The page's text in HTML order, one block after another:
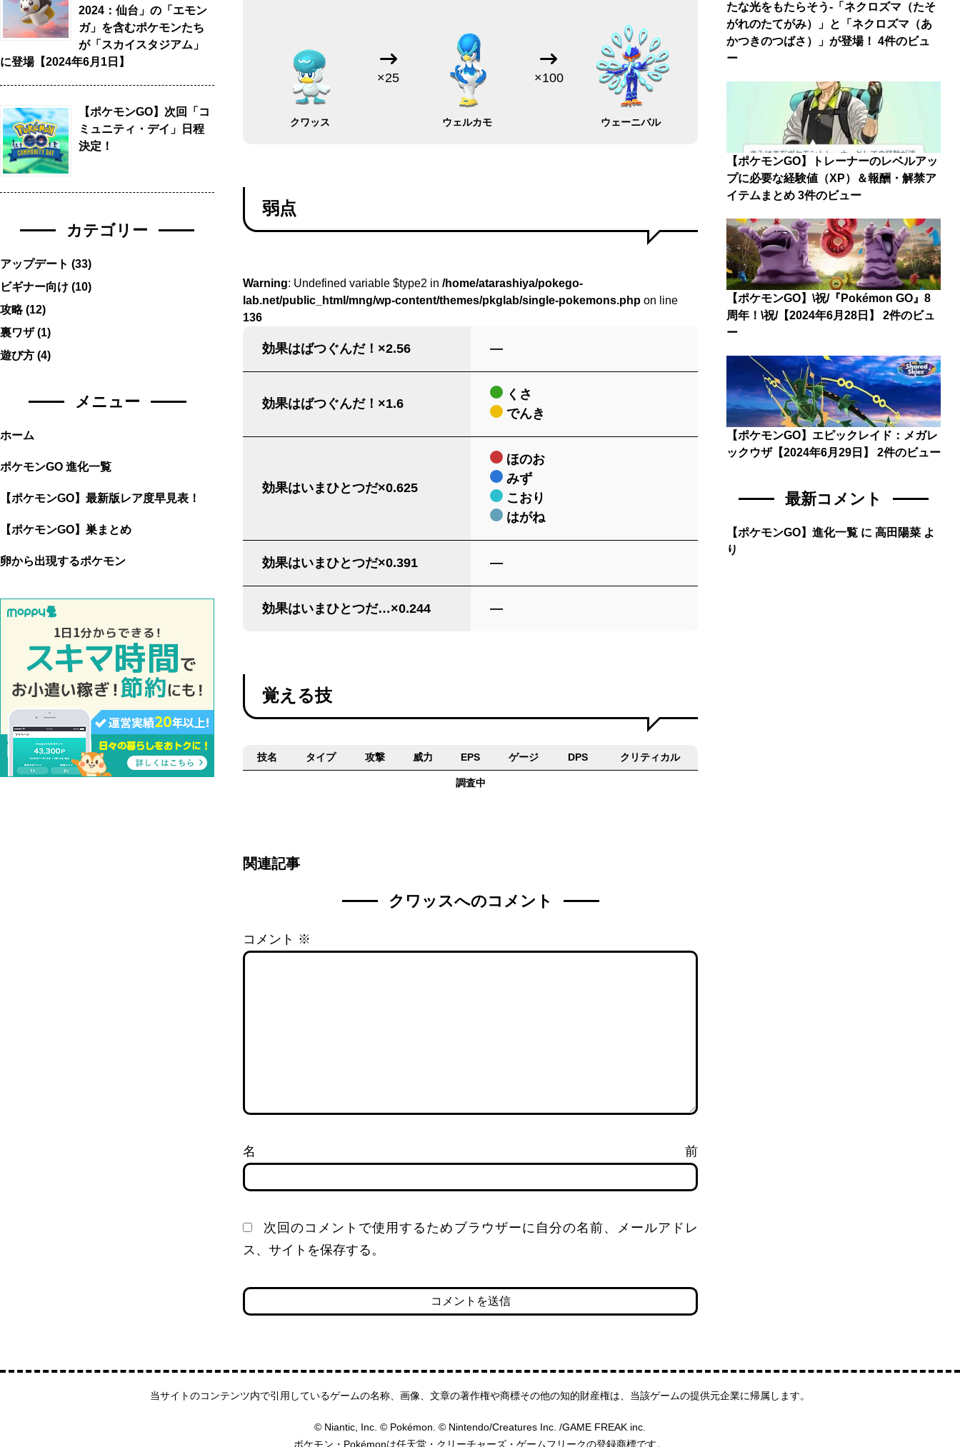
クワッス
×25
ウェルカモ
×100
ウェーニバル
弱点
Warning: Undefined variable $type2 in /home/atarashiya/pokego-
lab.net/public_html/mng/wp-content/themes/pkglab/single-pokemons.php on line
136
効果はばつぐんだ！×2.56 ―
効果はばつぐんだ！×1.6
くさ
でんき
効果はいまひとつだ×0.625
ほのお
みず
こおり
はがね
効果はいまひとつだ×0.391 ―
効果はいまひとつだ…×0.244 ―
覚える技
技名 タイプ 攻撃 威力 EPS ゲージ DPS クリティカル
調査中
関連記事
クワッスへのコメント
コメント ※
名前
次回のコメントで使用するためブラウザーに自分の名前、メールアドレ
ス、サイトを保存する。
2024：仙台」の「エモン
ガ」を含むポケモンたち
が「スカイスタジアム」
に登場【2024年6月1日】
【ポケモンGO】次回「コ
ミュニティ・デイ」日程
決定！
カテゴリー
アップデート (33)
ビギナー向け (10)
攻略(12)
裏ワザ(1)
遊び方 (4)
メニュー
ホーム
ポケモンGO 進化一覧
【ポケモンGO】最新版レア度早見表！
【ポケモンGO】巣まとめ
卵から出現するポケモン
たな光をもたらそう-「ネクロズマ（たそ
がれのたてがみ）」と「ネクロズマ（あ
かつきのつばさ）」が登場！ 4件のビュ
ー
【ポケモンGO】トレーナーのレベルアッ
プに必要な経験値（XP）＆報酬・解禁ア
イテムまとめ 3件のビュー
【ポケモンGO】\祝/『Pokémon GO』8
周年！\祝/【2024年6月28日】
2件のビュ
ー
【ポケモンGO】エピックレイド：メガレ
ックウザ【2024年6月29日】
2件のビュー
最新コメント
【ポケモンGO】進化一覧 に高田陽菜 よ
り
当サイトのコンテンツ内で引用しているゲームの名称、画像、文章の著作権や商標その他の知的財産権は、当該ゲームの提供元企業に帰属します。
© Niantic, Inc. © Pokémon. © Nintendo/Creatures Inc. /GAME FREAK inc.
ポケモン・Pokémonは任天堂・クリーチャーズ・ゲームフリークの登録商標です。